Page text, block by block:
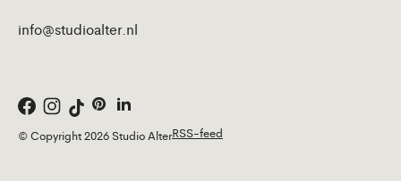
info@studioalter.nl
© Copyright 2026 Studio AlterRSS-feed